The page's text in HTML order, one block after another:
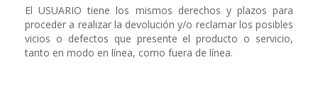
El USUARIO tiene los mismos derechos y plazos para
proceder a realizar la devolución y/o reclamar los posibles
vicios o defectos que presente el producto o servicio,
tanto en modo en línea, como fuera de línea.